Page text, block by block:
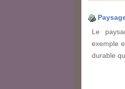
Le
exemple
durable